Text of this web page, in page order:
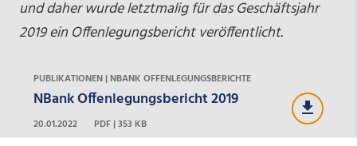
und daher wurde letztmalig für das Geschäftsjahr
2019 ein Offenlegungsbericht veröffentlicht.
PUBLIKATIONEN | NBANK OFFENLEGUNGSBERICHTE
NBank Offenlegungsbericht 2019
20.01.2022
PDF | 353 KB